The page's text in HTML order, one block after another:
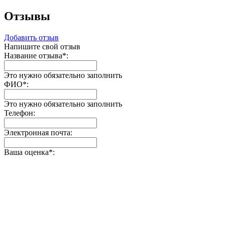
Отзывы
Добавить отзыв
Напишите свой отзыв
Название отзыва*:
Это нужно обязательно заполнить
ФИО*:
Это нужно обязательно заполнить
Телефон:
Электронная почта:
Ваша оценка*: